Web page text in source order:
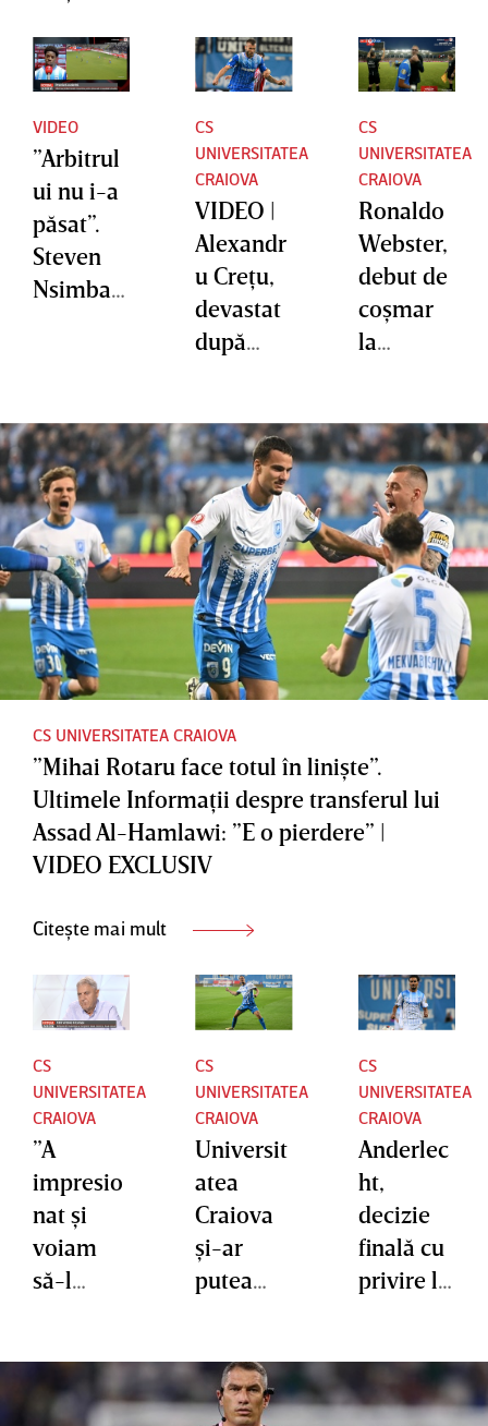
VIDEO
”Arbitrul
ui nu i-a
păsat”.
Steven
Nsimba
din
Superligă
.
Discursul
după ce a
fost din
nou ţinta
fanilor
dinamovi
CS
UNIVERSITATEA
CRAIOVA
VIDEO |
Alexandr
u Creţu,
devastat
după
Dinamo.
”Seară
neagră
pentru
noi”
CS
UNIVERSITATEA
CRAIOVA
Ronaldo
Webster,
debut de
coşmar
la
Craiova!
Gafă
uriaşă şi
schimbar
e în
minutul
37
CS UNIVERSITATEA CRAIOVA
”Mihai Rotaru face totul în linişte”.
Ultimele Informaţii despre transferul lui
Assad Al-Hamlawi: ”E o pierdere” |
VIDEO EXCLUSIV
Citește mai mult
CS
UNIVERSITATEA
CRAIOVA
”A
impresio
nat şi
voiam
să-l
rea lui
Sorin
CS
UNIVERSITATEA
CRAIOVA
Universit
atea
Craiova
şi-ar
putea
ul în
această
CS
UNIVERSITATEA
CRAIOVA
Anderlec
ht,
decizie
finală cu
privire la
Ştefan
Baiaram